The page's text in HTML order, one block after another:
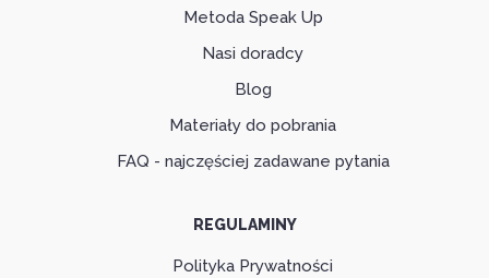
Metoda Speak Up
Nasi doradcy
Blog
Materiały do pobrania
FAQ - najczęściej zadawane pytania
REGULAMINY
Polityka Prywatności